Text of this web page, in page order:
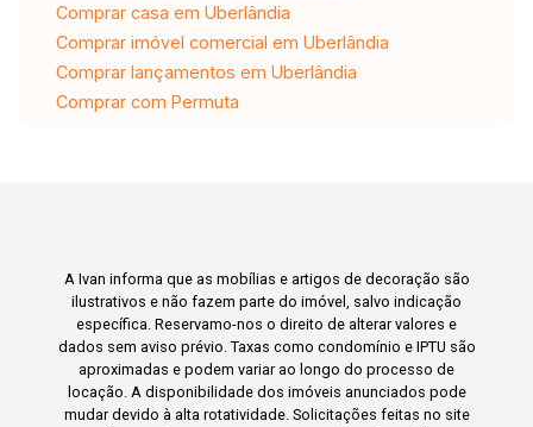
Comprar casa em Uberlândia
Comprar imóvel comercial em Uberlândia
Comprar lançamentos em Uberlândia
Comprar com Permuta
A Ivan informa que as mobílias e artigos de decoração são
ilustrativos e não fazem parte do imóvel, salvo indicação
específica. Reservamo-nos o direito de alterar valores e
dados sem aviso prévio. Taxas como condomínio e IPTU são
aproximadas e podem variar ao longo do processo de
locação. A disponibilidade dos imóveis anunciados pode
mudar devido à alta rotatividade. Solicitações feitas no site